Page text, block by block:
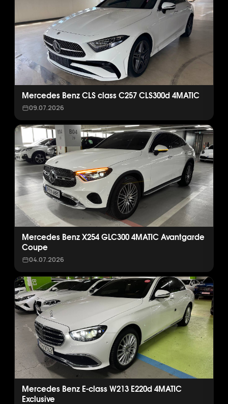
Mercedes Benz CLS class C257 CLS300d 4MATIC
09.07.2026
Mercedes Benz X254 GLC300 4MATIC Avantgarde
Coupe
04.07.2026
Mercedes Benz E-class W213 E220d 4MATIC
Exclusive